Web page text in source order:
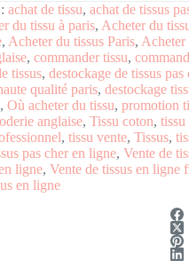
achat de tissu, achat de tissus
du tissu à paris, Acheter du
, Acheter du tissus Paris, Acheter
, commander tissu,
tissus, destockage de tissus pas
qualité paris, destockage
, Où acheter du tissu, promotion
anglaise, Tissu coton, tissu
, tissu vente, Tissus,
pas cher en ligne, Vente de
ligne, Vente de tissus en ligne
en ligne